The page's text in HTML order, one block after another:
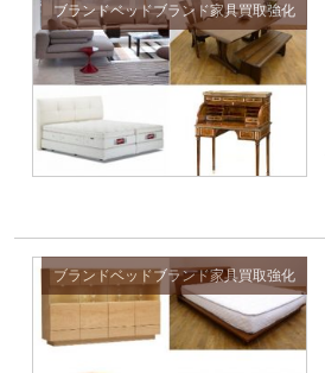
ブランドベッドブランド家具買取強化
ブランドベッドブランド家具買取強化